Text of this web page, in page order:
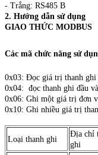
- Trắng: RS485 B
2. Hướng dẫn sử dụng
GIAO THỨC MODBUS
Các mã chức năng sử
0x03: Đọc giá trị thanh
0x04: đọc thanh ghi đầu
0x06: Ghi một giá trị đơn
0x10: Ghi nhiều giá trị
Loại thanh ghi
Địa chỉ
ghi